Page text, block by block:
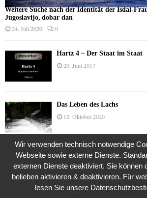
Weitere Suche nach der Identität der Isdal-
Jugoslavijo, dobar dan
24. Juli 2020 0
Hartz 4 – Der Staat im Staat
20. Juni 2017
Das Leben des Lachs
12. Oktober 2020
Die Geschichte der
9. Juli 2018
Wir verwenden technisch notwendige
Webseite sowie externe Dienste.
externen Dienste deaktiviert. Sie können
belieben aktivieren & deaktivieren. Für
lesen Sie unsere